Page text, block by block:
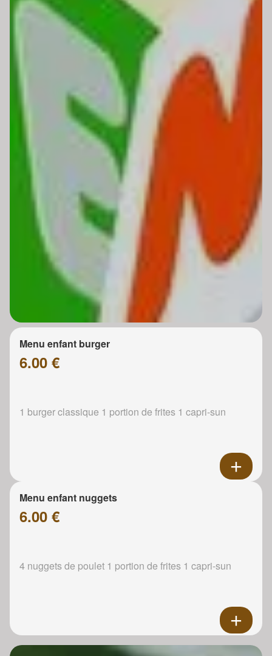
Menu enfant burger
6.00 €
1 burger classique 1 portion de frites 1 capri-sun
Menu enfant nuggets
6.00 €
4 nuggets de poulet 1 portion de frites 1 capri-sun